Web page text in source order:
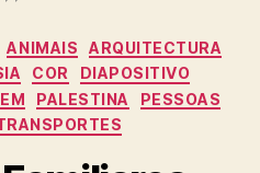
Categorias
ANIMAIS
ARQUITECTURA
COR
DIAPOSITIVO
PALESTINA
PESSOAS